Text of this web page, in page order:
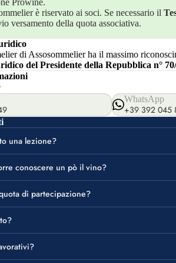
Prowine.
è riservato ai soci. Se necessario il
versamento della quota associativa.
di Assosommelier ha il massimo
del Presidente della Repubblica n°
WhatsApp
+39 392 045
una lezione?
conoscere un pò il vino?
di partecipazione?